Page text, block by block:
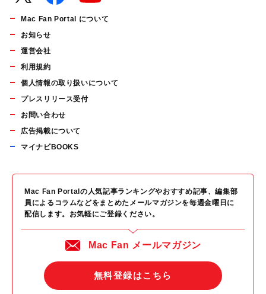
Mac Fan Portal について
お知らせ
運営会社
利用規約
個人情報の取り扱いについて
プレスリリース受付
お問い合わせ
広告掲載について
マイナビBOOKS
Mac Fan Portalの人気記事ランキングやおすすめ記事、編集部
員によるコラムなどをまとめたメールマガジンを毎週金曜日に
配信します。お気軽にご登録ください。
Mac Fan メールマガジン
無料登録はこちら